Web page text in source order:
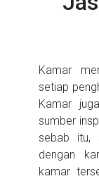
Kamar
setiap
Kamar
sumber
sebab itu,
dengan
kamar